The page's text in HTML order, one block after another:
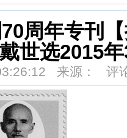
周年专刊
世选2015
来源： 评